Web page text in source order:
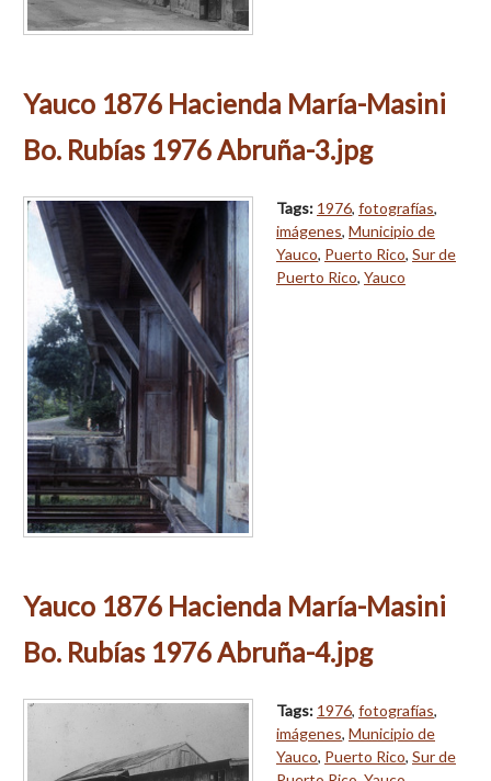
Yauco 1876 Hacienda María-Masini
Bo. Rubías 1976 Abruña-3.jpg
Tags: 1976, fotografías,
imágenes, Municipio de
Yauco, Puerto Rico, Sur de
Puerto Rico, Yauco
Yauco 1876 Hacienda María-Masini
Bo. Rubías 1976 Abruña-4.jpg
Tags: 1976, fotografías,
imágenes, Municipio de
Yauco, Puerto Rico, Sur de